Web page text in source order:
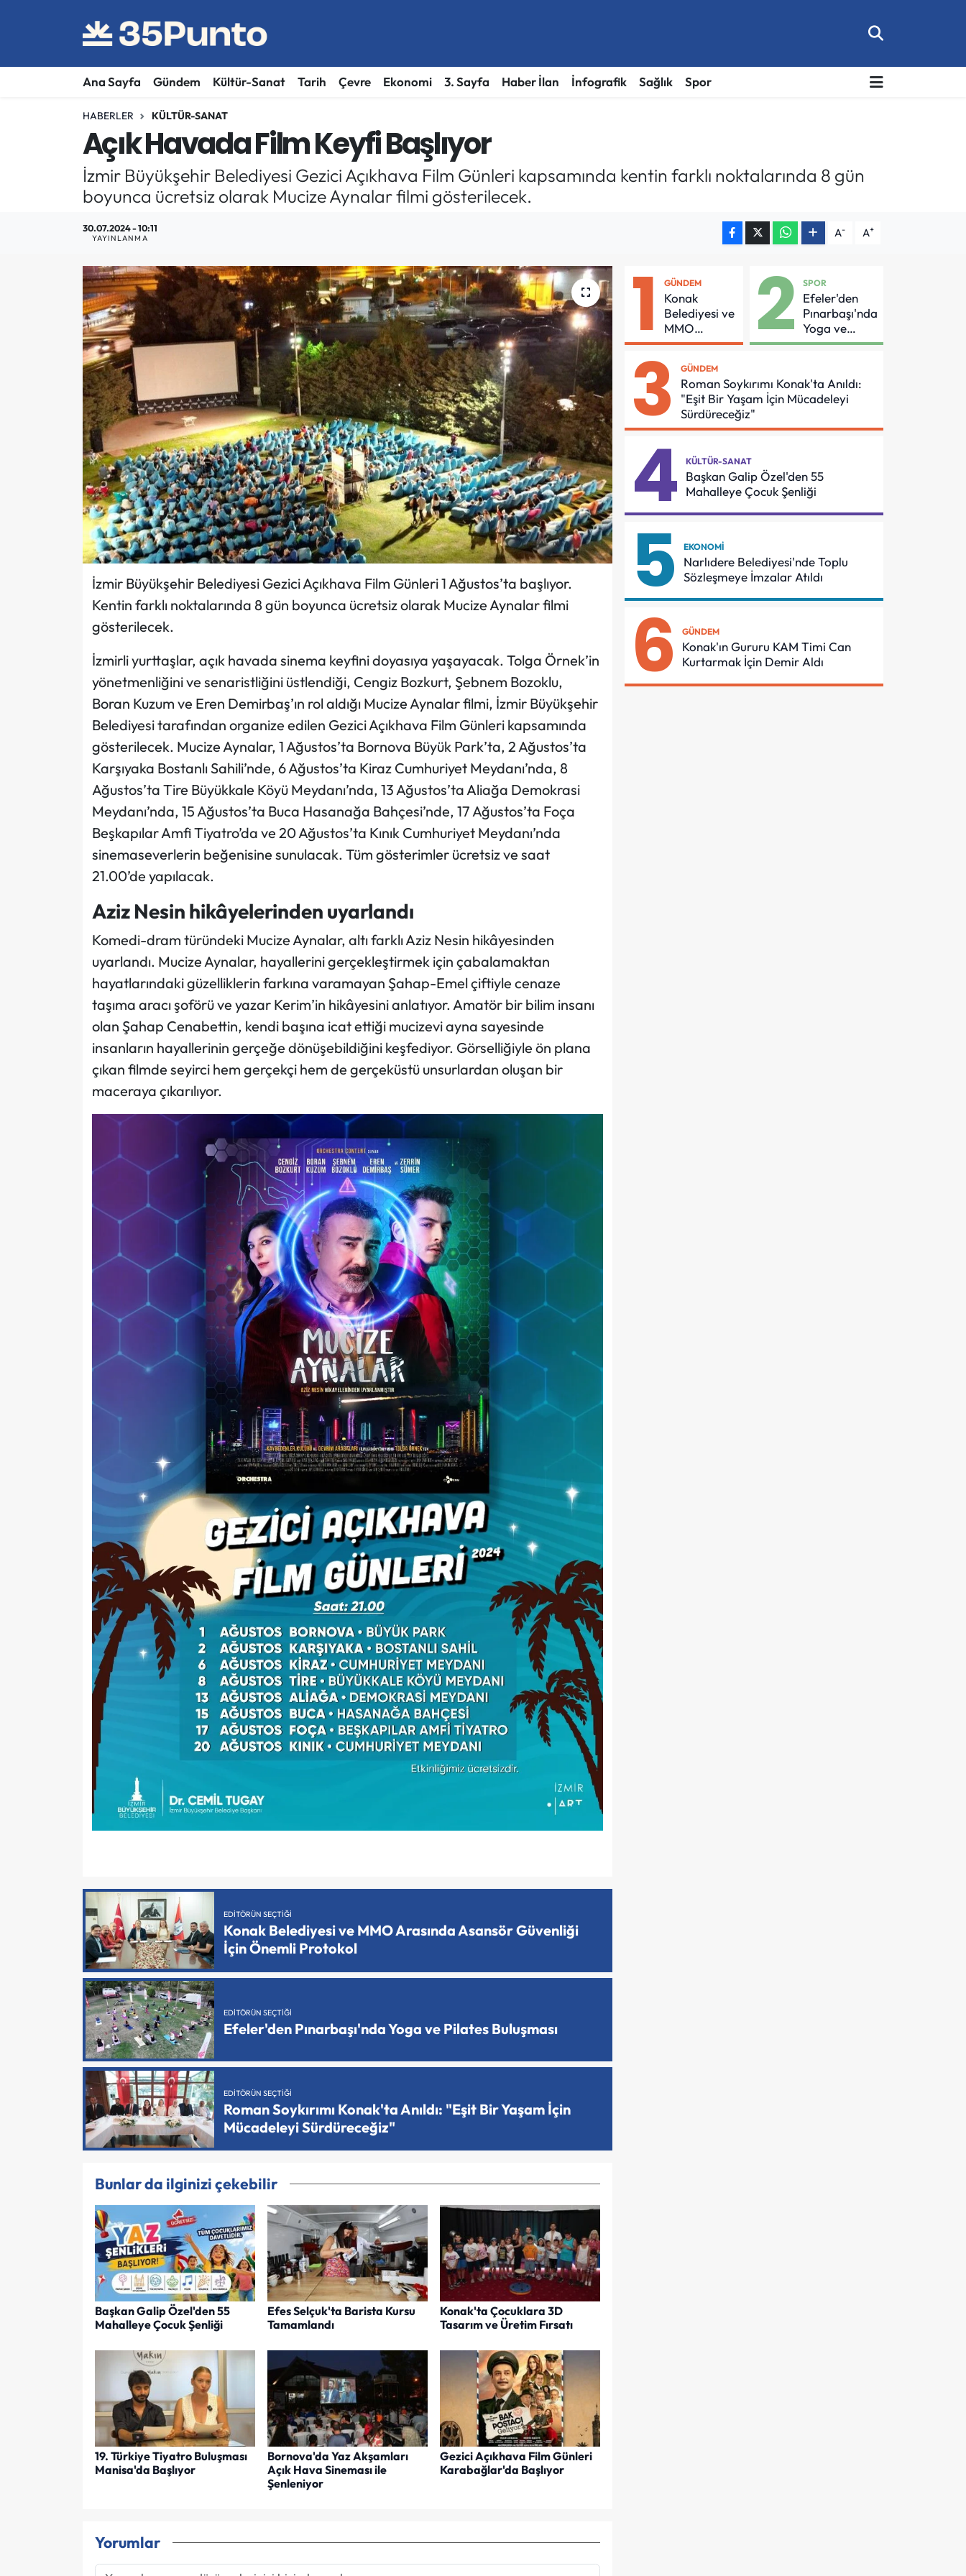
Ana Sayfa Gündem Kültür-Sanat Tarih Çevre Ekonomi 3. Sayfa Haber İlan İnfografik Sağlık Spor
HABERLER KÜLTÜR-SANAT
Açık Havada Film Keyfi Başlıyor
İzmir Büyükşehir Belediyesi Gezici Açıkhava Film Günleri kapsamında kentin farklı noktalarında 8 gün
boyunca ücretsiz olarak Mucize Aynalar filmi gösterilecek.
30.07.2024 - 10:11
YAYINLANMA A- A+
İzmir Büyükşehir Belediyesi Gezici Açıkhava Film Günleri 1 Ağustos’ta başlıyor.
Kentin farklı noktalarında 8 gün boyunca ücretsiz olarak Mucize Aynalar filmi
gösterilecek.
İzmirli yurttaşlar, açık havada sinema keyfini doyasıya yaşayacak. Tolga Örnek’in
yönetmenliğini ve senaristliğini üstlendiği, Cengiz Bozkurt, Şebnem Bozoklu,
Boran Kuzum ve Eren Demirbaş’ın rol aldığı Mucize Aynalar filmi, İzmir Büyükşehir
Belediyesi tarafından organize edilen Gezici Açıkhava Film Günleri kapsamında
gösterilecek. Mucize Aynalar, 1 Ağustos’ta Bornova Büyük Park’ta, 2 Ağustos’ta
Karşıyaka Bostanlı Sahili’nde, 6 Ağustos’ta Kiraz Cumhuriyet Meydanı’nda, 8
Ağustos’ta Tire Büyükkale Köyü Meydanı’nda, 13 Ağustos’ta Aliağa Demokrasi
Meydanı’nda, 15 Ağustos’ta Buca Hasanağa Bahçesi’nde, 17 Ağustos’ta Foça
Beşkapılar Amfi Tiyatro’da ve 20 Ağustos’ta Kınık Cumhuriyet Meydanı’nda
sinemaseverlerin beğenisine sunulacak. Tüm gösterimler ücretsiz ve saat
21.00’de yapılacak.
Aziz Nesin hikâyelerinden uyarlandı
Komedi-dram türündeki Mucize Aynalar, altı farklı Aziz Nesin hikâyesinden
uyarlandı. Mucize Aynalar, hayallerini gerçekleştirmek için çabalamaktan
hayatlarındaki güzelliklerin farkına varamayan Şahap-Emel çiftiyle cenaze
taşıma aracı şoförü ve yazar Kerim’in hikâyesini anlatıyor. Amatör bir bilim insanı
olan Şahap Cenabettin, kendi başına icat ettiği mucizevi ayna sayesinde
insanların hayallerinin gerçeğe dönüşebildiğini keşfediyor. Görselliğiyle ön plana
çıkan filmde seyirci hem gerçekçi hem de gerçeküstü unsurlardan oluşan bir
maceraya çıkarılıyor.
EDITÖRÜN SEÇTIĞI
Konak Belediyesi ve MMO Arasında Asansör Güvenliği
İçin Önemli Protokol
EDITÖRÜN SEÇTIĞI
Efeler'den Pınarbaşı'nda Yoga ve Pilates Buluşması
EDITÖRÜN SEÇTIĞI
Roman Soykırımı Konak'ta Anıldı: "Eşit Bir Yaşam İçin
Mücadeleyi Sürdüreceğiz"
Bunlar da ilginizi çekebilir
Başkan Galip Özel'den 55
Mahalleye Çocuk Şenliği
Efes Selçuk'ta Barista Kursu
Tamamlandı
Konak'ta Çocuklara 3D
Tasarım ve Üretim Fırsatı
19. Türkiye Tiyatro Buluşması
Manisa'da Başlıyor
Bornova'da Yaz Akşamları
Açık Hava Sineması ile
Şenleniyor
Gezici Açıkhava Film Günleri
Karabağlar'da Başlıyor
Yorumlar
1 GÜNDEM
Konak
Belediyesi ve
MMO
Arasında
Güvenliği İçin
Önemli
Protokol
2 SPOR
Efeler'den
Pınarbaşı'nda
Yoga ve
Pilates
3 GÜNDEM
Roman Soykırımı Konak'ta Anıldı:
"Eşit Bir Yaşam İçin Mücadeleyi
Sürdüreceğiz"
4 KÜLTÜR-SANAT
Başkan Galip Özel'den 55
Mahalleye Çocuk Şenliği
5 EKONOMI
Narlıdere Belediyesi'nde Toplu
Sözleşmeye İmzalar Atıldı
6 GÜNDEM
Konak'ın Gururu KAM Timi Can
Kurtarmak İçin Demir Aldı